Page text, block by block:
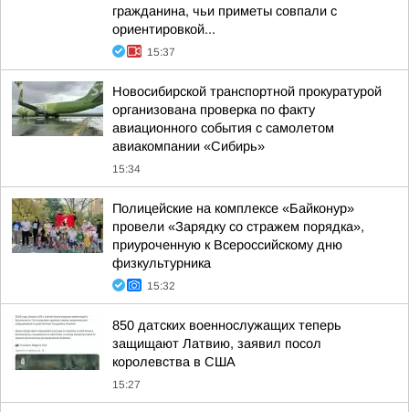
гражданина, чьи приметы совпали с
ориентировкой...
15:37
Новосибирской транспортной прокуратурой
организована проверка по факту
авиационного события с самолетом
авиакомпании «Сибирь»
15:34
Полицейские на комплексе «Байконур»
провели «Зарядку со стражем порядка»,
приуроченную к Всероссийскому дню
физкультурника
15:32
850 датских военнослужащих теперь
защищают Латвию, заявил посол
королевства в США
15:27